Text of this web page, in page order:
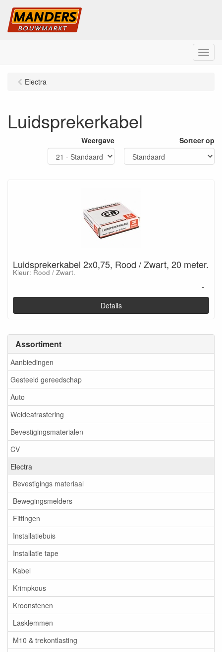
M
e
Assortiment
Aanbiedingen
Gesteeld gereedschap
Auto
Weideafrastering
Bevestigingsmaterialen
CV
Electra
Bevestigings materiaal
Bewegingsmelders
Fittingen
Installatiebuis
Installatie tape
Kabel
Krimpkous
Kroonstenen
Lasklemmen
M10 & trekontlasting
Electra
Luidsprekerkabel
Weergave Sorteer op
Luidsprekerkabel 2x0,75, Rood / Zwart, 20 meter.
Kleur: Rood / Zwart.
-
Details